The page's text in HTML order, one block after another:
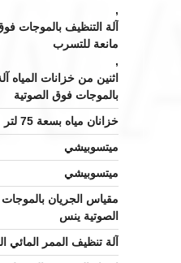
,
آلة التنظيف بالموجات
مانعة للتسرب
,
اثنين من خزانات المياه
بالموجات فوق الصوتية
خزانان مياه بسعة 75 لتر
ميتسوبيشي
ميتسوبيشي
مقياس الجريان
الصوتية ينس
آلة تنظيف الممر المائي